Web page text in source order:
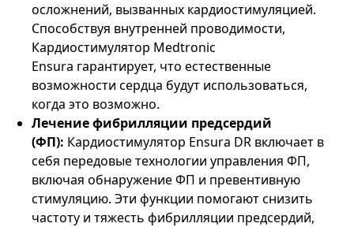
осложнений, вызванных кардиостимуляцией.
Способствуя внутренней проводимости,
Кардиостимулятор Medtronic
Ensura гарантирует, что естественные
возможности сердца будут использоваться,
когда это возможно.
Лечение фибрилляции предсердий
(ФП): Кардиостимулятор Ensura DR включает в
себя передовые технологии управления ФП,
включая обнаружение ФП и превентивную
стимуляцию. Эти функции помогают снизить
частоту и тяжесть фибрилляции предсердий,